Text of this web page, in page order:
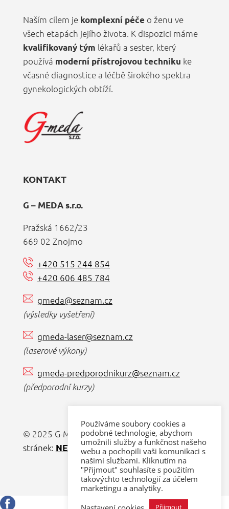
Naším cílem je komplexní péčeo ženu ve
všech etapách jejího života. K dispozici máme
kvalifikovaný tým lékařů a sester, který
používá moderní přístrojovou techniku ke
včasné diagnostice a léčbě širokého spektra
gynekologických obtíží.
KONTAKT
G – MEDA s.r.o.
Pražská 1662/23
669 02 Znojmo
+420 515 244 854
+420 606 485 784
gmeda@seznam.cz
(výsledky vyšetření)
gmeda-laser@seznam.cz
(laserové výkony)
gmeda-predporodnikurz@seznam.cz
(předporodní kurzy)
© 2025 G-MEDA s.r.o. |Tvorba webových
stránek: NET boost
Používáme soubory cookies a
podobné technologie, abychom
umožnili služby a funkčnost našeho
webu a pochopili vaši komunikaci s
našimi službami. Kliknutím na
"Přijmout" souhlasíte s použitím
takovýchto technologií za účelem
marketingu a analytiky.
Přijmout